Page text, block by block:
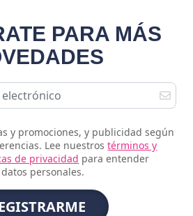
PARA MÁS
y promociones, y publicidad según
Lee nuestrostérminos y
de privacidad para entender
personales.